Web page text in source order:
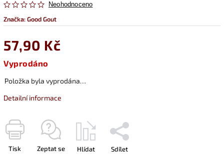
Neohodnoceno
Značka:Good Gout
57,90 Kč
Vyprodáno
Položka byla vyprodána…
Detailní informace
Tisk Zeptat se Hlídat Sdílet